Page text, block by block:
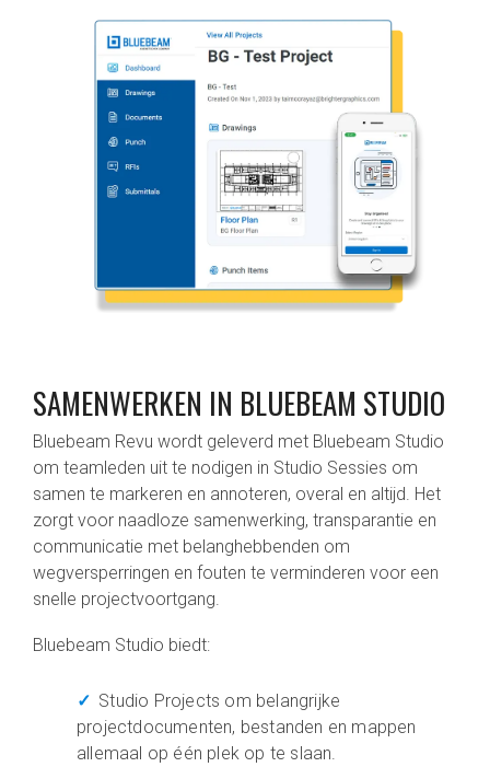
SAMENWERKEN IN BLUEBEAM STUDIO
Bluebeam Revu wordt geleverd met Bluebeam Studio
om teamleden uit te nodigen in Studio Sessies om
samen te markeren en annoteren, overal en altijd. Het
zorgt voor naadloze samenwerking, transparantie en
communicatie met belanghebbenden om
wegversperringen en fouten te verminderen voor een
snelle projectvoortgang.
Bluebeam Studio biedt:
Studio Projects om belangrijke
projectdocumenten, bestanden en mappen
allemaal op één plek op te slaan.